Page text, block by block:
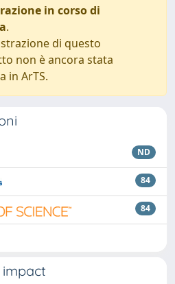
in corso di
.
di questo
non è ancora stata
in ArTS.
ND
84
84
impact